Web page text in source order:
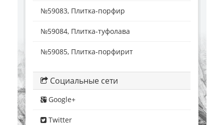
№59083, Плитка-порфир
№59084, Плитка-туфолава
№59085, Плитка-порфирит
Социальные сети
Google+
Twitter